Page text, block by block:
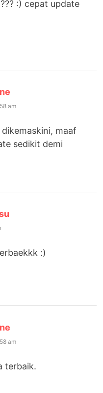
:) cepat update
am
maaf
sedikit demi
:)
am
terbaik.